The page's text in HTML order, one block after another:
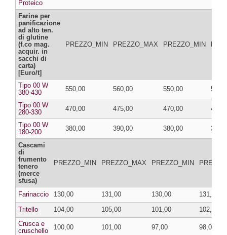
Proteico
Farine per
panificazione
ad alto ten.
di glutine
(f.co mag.
acquir. in
sacchi di
carta)
[Euro/t]
PREZZO_MIN PREZZO_MAX PREZZO_MIN
Tipo 00 W
380-430
550,00 560,00 550,00
Tipo 00 W
280-330
470,00 475,00 470,00
Tipo 00 W
180-200
380,00 390,00 380,00
Cascami
di
frumento
tenero
(merce
sfusa)
PREZZO_MIN PREZZO_MAX PREZZO_MIN
Farinaccio 130,00 131,00 130,00
131,00
Tritello
104,00 105,00 101,00
102,00
Crusca e
cruschello
100,00 101,00 97,00 98,00